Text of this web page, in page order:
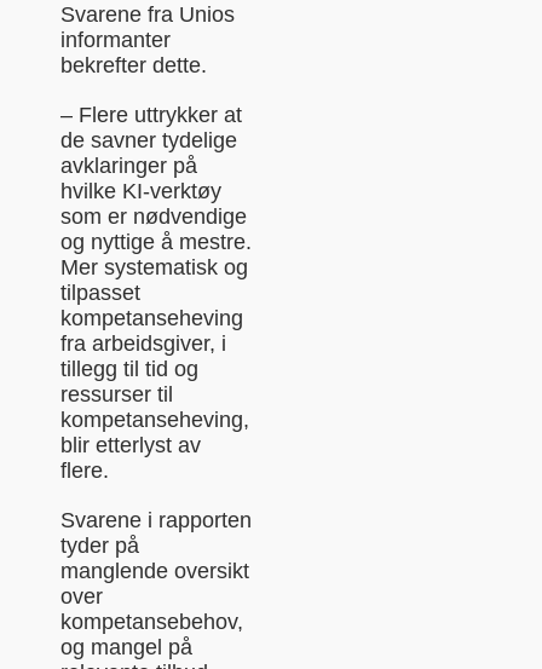
Svarene fra Unios
informanter
bekrefter dette.
– Flere uttrykker at
de savner tydelige
avklaringer på
hvilke KI-verktøy
som er nødvendige
og nyttige å mestre.
Mer systematisk og
tilpasset
kompetanseheving
fra arbeidsgiver, i
tillegg til tid og
ressurser til
kompetanseheving,
blir etterlyst av
flere.
Svarene i rapporten
tyder på
manglende oversikt
over
kompetansebehov,
og mangel på